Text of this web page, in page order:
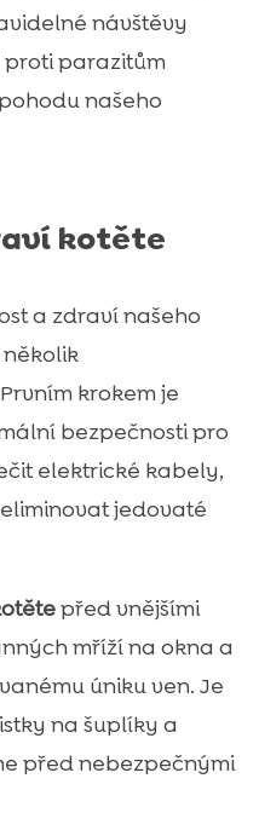
návštěvy
parazitům
našeho
kotěte
a zdraví našeho
krokem je
bezpečnosti pro
elektrické kabely,
jedovaté
před vnějšími
mříží na okna a
úniku ven. Je
na šuplíky a
před nebezpečnými